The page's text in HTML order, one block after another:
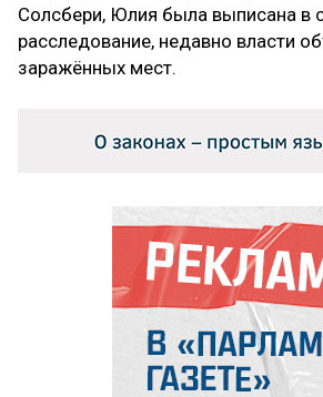
Солсбери, Юлия была выписана в
расследование, недавно власти
заражённых мест.